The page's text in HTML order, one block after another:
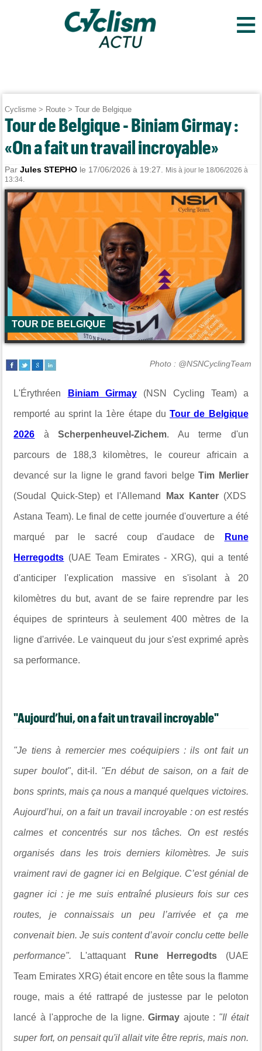
≡
Cyclisme > Route >Tour de Belgique
Tour de Belgique - Biniam Girmay :
«On a fait un travail incroyable»
ParJules STEPHO le 17/06/2026 à 19:27.
Mis à jour le 18/06/2026 à
13:34.
TOUR DE BELGIQUE
Photo : @NSNCyclingTeam
L'Érythréen Biniam Girmay(NSN Cycling Team) a
remporté au sprint la 1ère étape duTour de Belgique
2026 àScherpenheuvel-Zichem. Au terme d'un
parcours de 188,3 kilomètres, le coureur africain a
devancé sur la ligne le grand favori belgeTim Merlier
(Soudal Quick-Step) et l'Allemand Max Kanter(XDS
Astana Team). Le final de cette journée d'ouverture a été
marqué par le sacré coup d'audace de Rune
Herregodts (UAE Team Emirates - XRG), qui a tenté
d'anticiper l'explication massive en s'isolant à 20
kilomètres du but, avant de se faire reprendre par les
équipes de sprinteurs à seulement 400 mètres de la
ligne d'arrivée. Le vainqueut du jour s'est exprimé après
sa performance.
"Aujourd’hui, on a fait un travail incroyable"
"Je tiens à remercier mes coéquipiers : ils ont fait un
super boulot", dit-il. "En début de saison, on a fait de
bons sprints, mais ça nous a manqué quelques victoires.
Aujourd’hui, on a fait un travail incroyable : on est restés
calmes et concentrés sur nos tâches. On est restés
organisés dans les trois derniers kilomètres. Je suis
vraiment ravi de gagner ici en Belgique. C’est génial de
gagner ici : je me suis entraîné plusieurs fois sur ces
routes, je connaissais un peu l’arrivée et ça me
convenait bien. Je suis content d’avoir conclu cette belle
performance". L'attaquant Rune Herregodts (UAE
Team Emirates XRG) était encore en tête sous la flamme
rouge, mais a été rattrapé de justesse par le peloton
lancé à l'approche de la ligne.Girmay ajoute : "Il était
super fort, on pensait qu'il allait vite être repris, mais non.